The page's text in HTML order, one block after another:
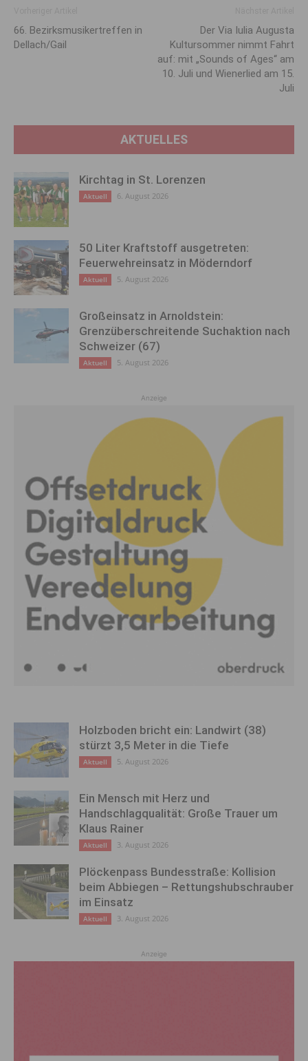
66. Bezirksmusikertreffen in
Dellach/Gail
Der Via Iulia Augusta
Kultursommer nimmt Fahrt
auf: mit „Sounds of Ages“ am
10. Juli und Wienerlied am 15.
Juli
AKTUELLES
Kirchtag in St. Lorenzen
Aktuell 6. August 2026
50 Liter Kraftstoff ausgetreten:
Feuerwehreinsatz in Möderndorf
Aktuell 5. August 2026
Großeinsatz in Arnoldstein:
Grenzüberschreitende Suchaktion nach
Schweizer (67)
Aktuell 5. August 2026
Anzeige
Holzboden bricht ein: Landwirt (38)
stürzt 3,5 Meter in die Tiefe
Aktuell 5. August 2026
Ein Mensch mit Herz und
Handschlagqualität: Große Trauer um
Klaus Rainer
Aktuell 3. August 2026
Plöckenpass Bundesstraße: Kollision
beim Abbiegen – Rettungshubschrauber
im Einsatz
Aktuell 3. August 2026
Anzeige